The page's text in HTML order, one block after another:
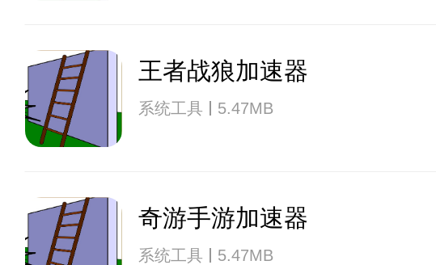
王者战狼加速器
系统工具 5.47MB
奇游手游加速器
系统工具 5.47MB